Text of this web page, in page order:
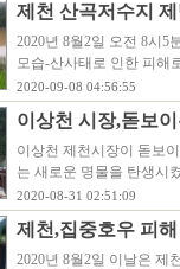
제천 산곡저수지
2020년 8월2일 오전 8시5
모습-산사태로 인한 피해
2020-09-08 04:56:55
이상천 시장,돋보
이상천 제천시장이 돋보
는 새로운 명물을 탄생시
2020-08-31 02:51:09
제천,집중호우 피
2020년 8월2일 이날은 제